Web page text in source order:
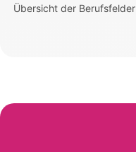
Übersicht der Berufsfelder